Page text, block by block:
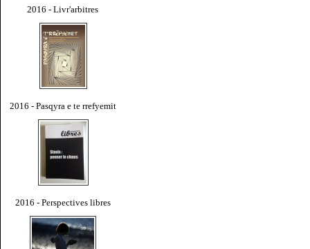
2016 - Livr'arbitres
2016 - Pasqyra e te rrefyemit
2016 - Perspectives libres